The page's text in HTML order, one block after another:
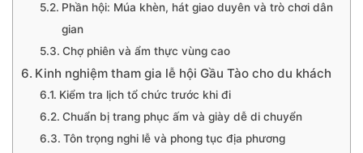
Phần hội: Múa khèn, hát giao duyên và trò chơi dân
gian
Chợ phiên và ẩm thực vùng cao
Kinh nghiệm tham gia lễ hội Gầu Tào cho du khách
Kiểm tra lịch tổ chức trước khi đi
Chuẩn bị trang phục ấm và giày dễ di chuyển
Tôn trọng nghi lễ và phong tục địa phương